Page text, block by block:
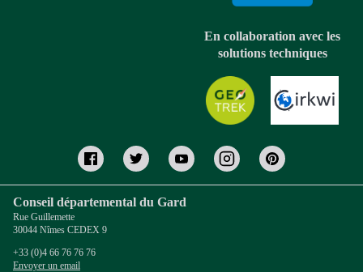
En collaboration avec les
solutions techniques
Conseil départemental du Gard
Rue Guillemette
30044 Nîmes CEDEX 9
+33 (0)4 66 76 76 76
Envoyer un email